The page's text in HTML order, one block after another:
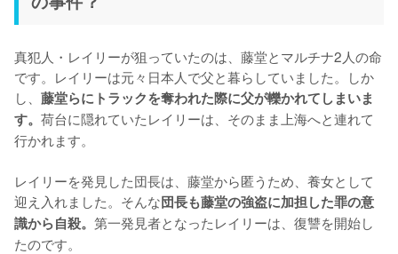
真犯人・レイリーが狙っていたのは、藤堂とマルチナ2人の命
です。レイリーは元々日本人で父と暮らしていました。しか
し、 藤堂らにトラックを奪われた際に父が轢かれてしまいま
す。 荷台に隠れていたレイリーは、そのまま上海へと連れて
行かれます。
レイリーを発見した団長は、藤堂から匿うため、養女として
迎え入れました。そんな団長も藤堂の強盗に加担した罪の意
識から自殺。 第一発見者となったレイリーは、復讐を開始し
たのです。